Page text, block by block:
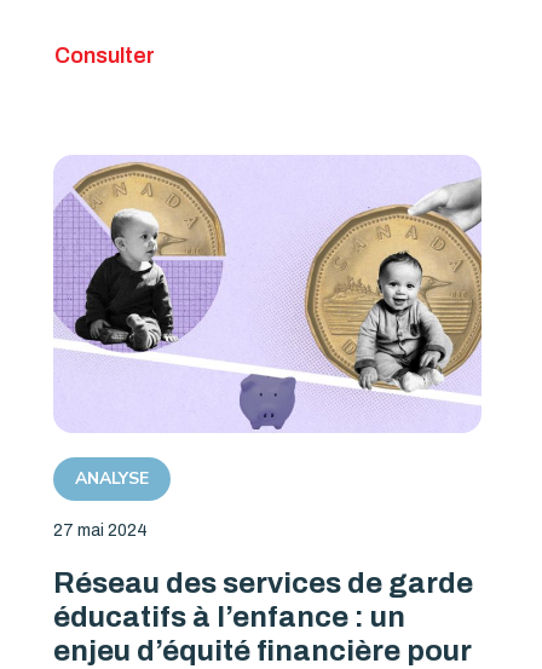
Consulter
ANALYSE
27 mai 2024
Réseau des services de garde
éducatifs à l’enfance : un
enjeu d’équité financière pour